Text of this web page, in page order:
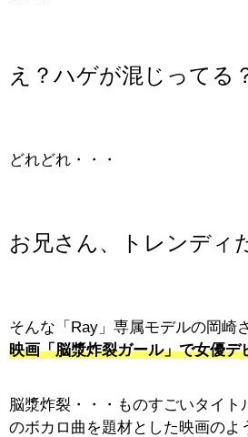
え？ハゲが混じってる
どれどれ・・・
お兄さん、トレンディ
そんな「Ray」専属モデルの岡崎
映画「脳漿炸裂ガール」で女優デ
脳漿炸裂・・・ものすごいタイト
のボカロ曲を題材とした映画のよ